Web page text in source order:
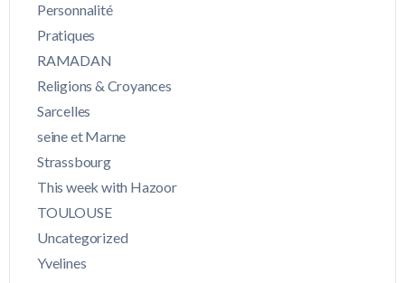
Personnalité
Pratiques
RAMADAN
Religions & Croyances
Sarcelles
seine et Marne
Strassbourg
This week with Hazoor
TOULOUSE
Uncategorized
Yvelines